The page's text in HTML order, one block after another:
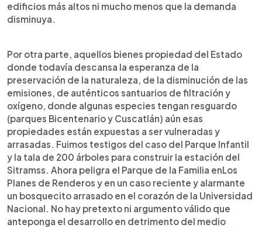
edificios más altos ni mucho menos que la demanda
disminuya.
Por otra parte, aquellos bienes propiedad del Estado
donde todavía descansa la esperanza de la
preservación de la naturaleza, de la disminución de las
emisiones, de auténticos santuarios de filtración y
oxígeno, donde algunas especies tengan resguardo
(parques Bicentenario y Cuscatlán) aún esas
propiedades están expuestas a ser vulneradas y
arrasadas. Fuimos testigos del caso del Parque Infantil
y la tala de 200 árboles para construir la estación del
Sitramss. Ahora peligra el Parque de la Familia enLos
Planes de Renderos y en un caso reciente y alarmante
un bosquecito arrasado en el corazón de la Universidad
Nacional. No hay pretexto ni argumento válido que
anteponga el desarrollo en detrimento del medio